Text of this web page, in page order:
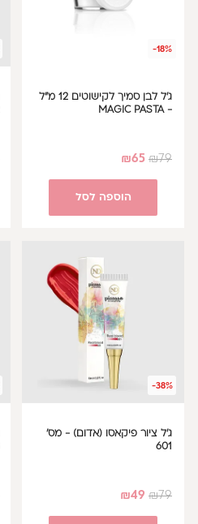
-18%
ג'ל לבן סמיך לקישוטים 12 מ"ל
- MAGIC PASTA
₪79
₪65
הוספה לסל
-38%
ג'ל ציור פיקאסו (אדום) - מס'
601
₪79
₪49